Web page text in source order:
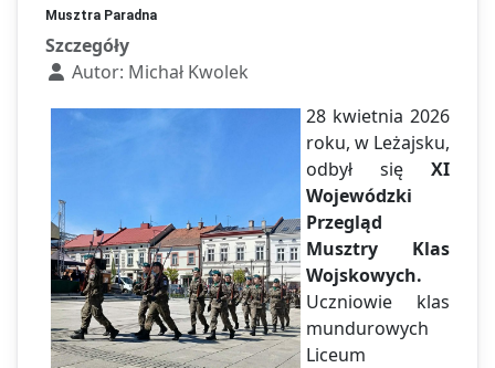
Musztra Paradna
Szczegóły
Autor: Michał Kwolek
28 kwietnia 2026
roku, w Leżajsku,
odbył się XI
Wojewódzki
Przegląd
Musztry Klas
Wojskowych.
Uczniowie klas
mundurowych
Liceum